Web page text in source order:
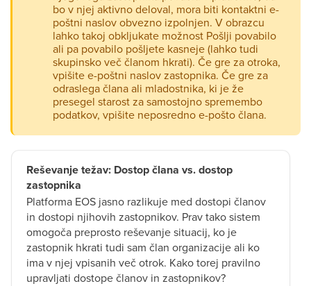
bo v njej aktivno deloval, mora biti kontaktni e-
poštni naslov obvezno izpolnjen. V obrazcu
lahko takoj obkljukate možnost Pošlji povabilo
ali pa povabilo pošljete kasneje (lahko tudi
skupinsko več članom hkrati). Če gre za otroka,
vpišite e-poštni naslov zastopnika. Če gre za
odraslega člana ali mladostnika, ki je že
presegel starost za samostojno spremembo
podatkov, vpišite neposredno e-pošto člana.
Reševanje težav: Dostop člana vs. dostop
zastopnika
Platforma EOS jasno razlikuje med dostopi članov
in dostopi njihovih zastopnikov. Prav tako sistem
omogoča preprosto reševanje situacij, ko je
zastopnik hkrati tudi sam član organizacije ali ko
ima v njej vpisanih več otrok. Kako torej pravilno
upravljati dostope članov in zastopnikov?